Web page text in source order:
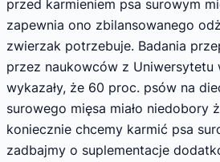
przed karmieniem psa surowym
zapewnia ono zbilansowanego
zwierzak potrzebuje. Badania
przez naukowców z Uniwersytetu
wykazały, że 60 proc. psów na
surowego mięsa miało niedobory
koniecznie chcemy karmić psa
zadbajmy o suplementacje